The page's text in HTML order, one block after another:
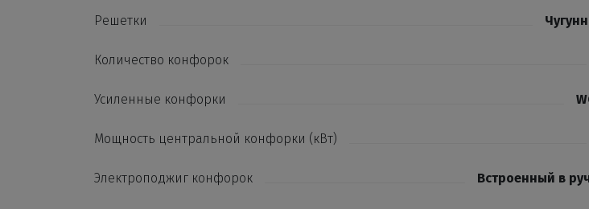
Решетки
Количество конфорок
Усиленные конфорки
Мощность центральной конфорки (кВт)
Электроподжиг конфорок Встроенный в